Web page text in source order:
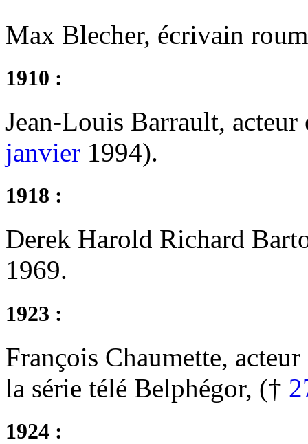
Max Blecher, écrivain
1910 :
Jean-Louis Barrault,
janvier 1994).
1918 :
Derek Harold Richard
1969.
1923 :
François Chaumette,
la série télé Belphégor, (†
1924 :